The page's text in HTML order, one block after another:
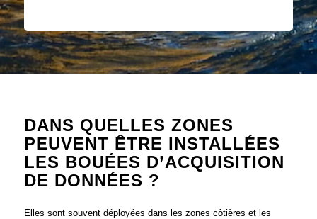
DANS QUELLES ZONES
PEUVENT ÊTRE INSTALLÉES
LES BOUÉES D’ACQUISITION
DE DONNÉES ?
Elles sont souvent déployées dans les zones côtières et les